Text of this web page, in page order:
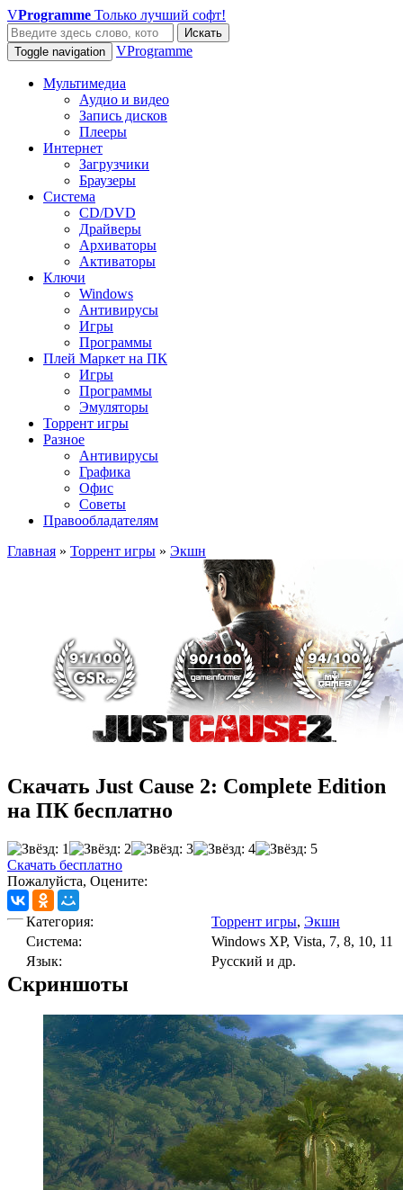
VProgramme Только лучший софт!
Искать
Toggle navigation
VProgramme
Мультимедиа
Аудио и видео
Запись дисков
Плееры
Интернет
Загрузчики
Браузеры
Система
CD/DVD
Драйверы
Архиваторы
Активаторы
Ключи
Windows
Антивирусы
Игры
Программы
Плей Маркет на ПК
Игры
Программы
Эмуляторы
Торрент игры
Разное
Антивирусы
Графика
Офис
Советы
Правообладателям
Главная » Торрент игры » Экшн
Скачать Just Cause 2: Complete Edition
на ПК бесплатно
Скачать бесплатно
Пожалуйста, Оцените:
Категория: Торрент игры, Экшн
Cистема:
Windows XP, Vista, 7, 8, 10, 11
Язык:
Русский и др.
Скриншоты